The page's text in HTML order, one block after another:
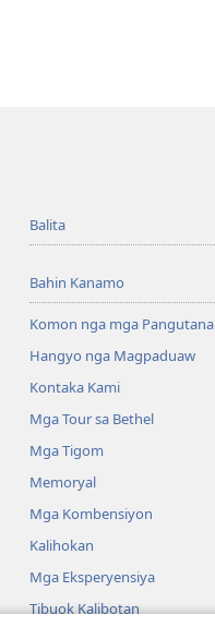
Balita
Bahin Kanamo
Komon nga mga Pangutana
Hangyo nga Magpaduaw
Kontaka Kami
Mga Tour sa Bethel
Mga Tigom
Memoryal
Mga Kombensiyon
Kalihokan
Mga Eksperyensiya
Tibuok Kalibotan